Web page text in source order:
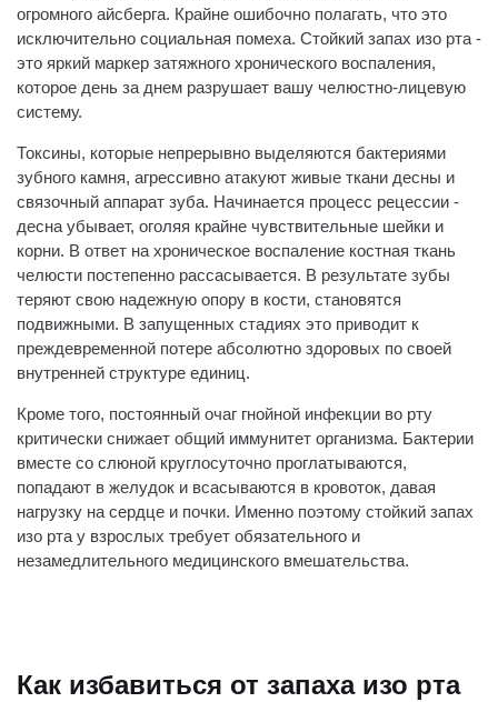
огромного айсберга. Крайне ошибочно полагать, что это
исключительно социальная помеха. Стойкий запах изо рта -
это яркий маркер затяжного хронического воспаления,
которое день за днем разрушает вашу челюстно-лицевую
систему.
Токсины, которые непрерывно выделяются бактериями
зубного камня, агрессивно атакуют живые ткани десны и
связочный аппарат зуба. Начинается процесс рецессии -
десна убывает, оголяя крайне чувствительные шейки и
корни. В ответ на хроническое воспаление костная ткань
челюсти постепенно рассасывается. В результате зубы
теряют свою надежную опору в кости, становятся
подвижными. В запущенных стадиях это приводит к
преждевременной потере абсолютно здоровых по своей
внутренней структуре единиц.
Кроме того, постоянный очаг гнойной инфекции во рту
критически снижает общий иммунитет организма. Бактерии
вместе со слюной круглосуточно проглатываются,
попадают в желудок и всасываются в кровоток, давая
нагрузку на сердце и почки. Именно поэтому стойкий запах
изо рта у взрослых требует обязательного и
незамедлительного медицинского вмешательства.
Как избавиться от запаха изо рта